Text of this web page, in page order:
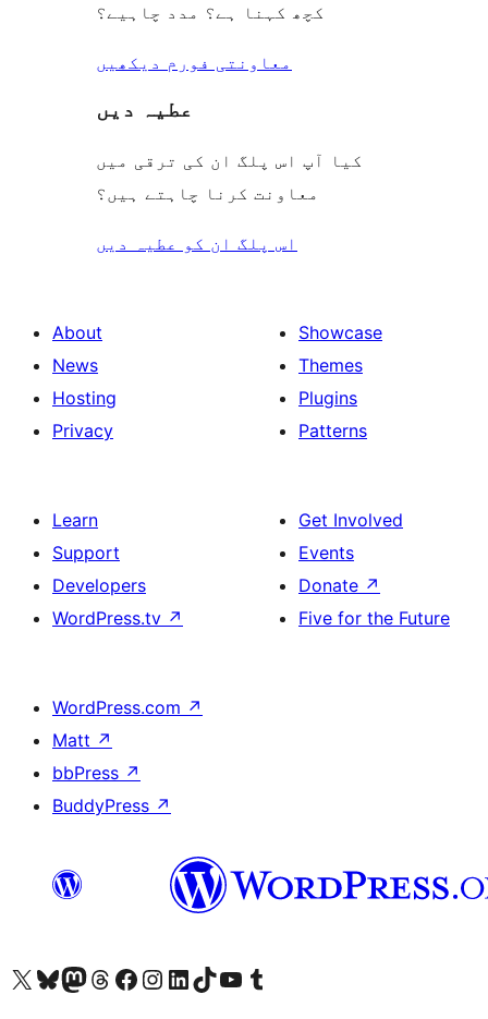
کچھ کہنا ہے؟ مدد چاہیے؟
معاونتی فورم دیکھیں
عطیہ دیں
کیا آپ اس پلگ ان کی ترقی میں
معاونت کرنا چاہتے ہیں؟
اس پلگ ان کو عطیہ دیں
About
News
Hosting
Privacy
Showcase
Themes
Plugins
Patterns
Learn
Support
Developers
WordPress.tv ↗
Get Involved
Events
Donate ↗
Five for the Future
WordPress.com ↗
Matt ↗
bbPress ↗
BuddyPress ↗
Visit our X (formerly Twitter) account
ہمارے بلیواسکائی اکاؤنٹ پر جائیں
Visit our Mastodon account
ہمارے ٹھریڈز اکاؤنٹ پر جائیں
Visit our Facebook page
Visit our Instagram account
Visit our LinkedIn account
ہمارے ٹک ٹاک اکاؤنٹ پر جائیں
Visit our YouTube channel
ہمارے ٹمبلر اکاؤنٹ پر جائیں